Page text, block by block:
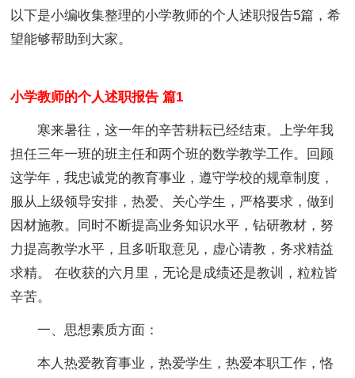
以下是小编收集整理的小学教师的个人述职报告5篇，希
望能够帮助到大家。
小学教师的个人述职报告 篇1
寒来暑往，这一年的辛苦耕耘已经结束。上学年我
担任三年一班的班主任和两个班的数学教学工作。回顾
这学年，我忠诚党的教育事业，遵守学校的规章制度，
服从上级领导安排，热爱、关心学生，严格要求，做到
因材施教。同时不断提高业务知识水平，钻研教材，努
力提高教学水平，且多听取意见，虚心请教，务求精益
求精。 在收获的六月里，无论是成绩还是教训，粒粒皆
辛苦。
一、思想素质方面：
本人热爱教育事业，热爱学生，热爱本职工作，恪